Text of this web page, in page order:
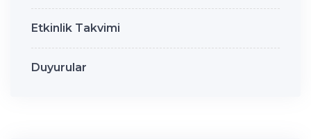
Etkinlik Takvimi
Duyurular